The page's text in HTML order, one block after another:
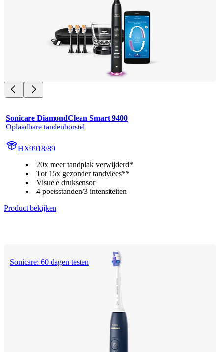
Sonicare DiamondClean Smart 9400
Oplaadbare tandenborstel
HX9918/89
20x meer tandplak verwijderd*
Tot 15x gezonder tandvlees**
Visuele druksensor
4 poetsstanden/3 intensiteiten
Product bekijken
Sonicare: 60 dagen testen